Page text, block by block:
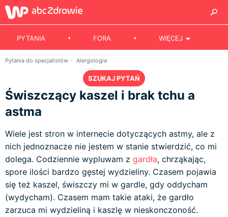
PYTANIA FORA WIĘCEJ
Pytania do specjalistów Alergologia
SZUKAJ PYTAŃ
Świszczący kaszel i brak tchu a
astma
Wiele jest stron w internecie dotyczących astmy, ale z
nich jednoznacze nie jestem w stanie stwierdzić, co mi
dolega. Codziennie wypluwam z gardła, chrząkając,
spore ilości bardzo gęstej wydzieliny. Czasem pojawia
się też kaszel, świszczy mi w gardle, gdy oddycham
(wydycham). Czasem mam takie ataki, że gardło
zarzuca mi wydzieliną i kaszlę w nieskonczoność.